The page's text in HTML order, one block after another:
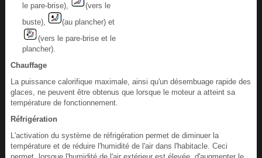
le pare-brise),
(vers le
buste),
(au plancher) et
(vers le pare-brise et le
plancher).
Chauffage
La puissance calorifique maximale, ainsi qu'un désembuage rapide des
glaces, ne peuvent être obtenus que lorsque le moteur a atteint sa
température de fonctionnement.
Réfrigération
L'activation du système de réfrigération permet de diminuer la
température et de réduire l'humidité de l'air dans l'habitacle. Ceci